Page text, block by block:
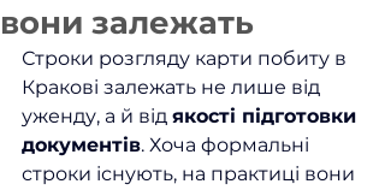
вони залежать
Строки розгляду карти побиту в
Кракові залежать не лише від
уженду, а й від якості підготовки
документів. Хоча формальні
строки існують, на практиці вони